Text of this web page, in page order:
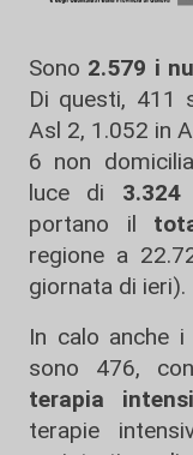
Sono 2.579 i
Di questi, 411
Asl 2, 1.052 in
6 non
luce di
portano il
regione a
giornata di ieri).
In calo anche i
sono 476,
terapia
terapie